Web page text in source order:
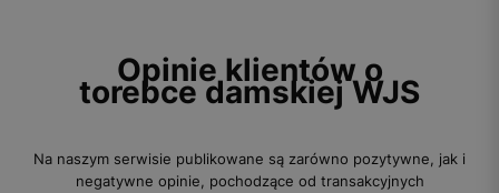
Opinie klientów o
torebce damskiej WJS
Na naszym serwisie publikowane są zarówno pozytywne, jak i
negatywne opinie, pochodzące od transakcyjnych